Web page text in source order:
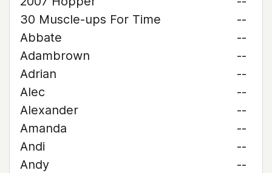
30 Muscle-ups For Time
--
Abbate
--
Adambrown
--
Adrian
--
Alec
--
Alexander
--
Amanda
--
Andi
--
Andy
--